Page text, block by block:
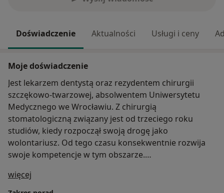
Doświadczenie Aktualności Usługi i ceny
Moje doświadczenie
Jest lekarzem dentystą oraz rezydentem chirurgii
szczękowo-twarzowej, absolwentem Uniwersytetu
Medycznego we Wrocławiu. Z chirurgią
stomatologiczną związany jest od trzeciego roku
studiów, kiedy rozpoczął swoją drogę jako
wolontariusz. Od tego czasu konsekwentnie rozwija
swoje kompetencje w tym obszarze.
Doświadczenie zdobywał w różnych ośrodkach
klinicznych, w tym podczas rocznej rezydentury w
więcej